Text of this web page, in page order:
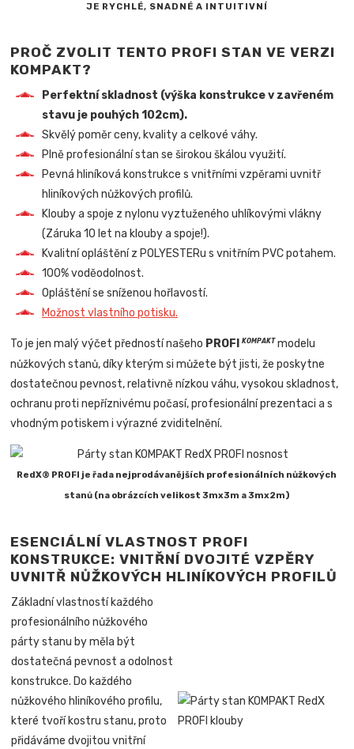
JE RYCHLÉ, SNADNÉ A INTUITIVNÍ
PROČ ZVOLIT TENTO PROFI STAN VE VERZI
KOMPAKT?
Perfektní skladnost (výška konstrukce v zavřeném
stavu je pouhých 102cm).
Skvělý poměr ceny, kvality a celkové váhy.
Plně profesionální stan se širokou škálou využití.
Pevná hliníková konstrukce s vnitřními vzpěrami uvnitř
hliníkových nůžkových profilů.
Klouby a spoje z nylonu vyztuženého uhlíkovými vlákny
(Záruka 10 let na klouby a spoje!).
Kvalitní opláštění z POLYESTERu s vnitřním PVC potahem.
100% voděodolnost.
Opláštění se sníženou hořlavostí.
Možnost vlastního potisku.
To je jen malý výčet předností našeho PROFIKOMPAKT modelu
nůžkových stanů, díky kterým si můžete být jisti, že poskytne
dostatečnou pevnost, relativně nízkou váhu, vysokou skladnost,
ochranu proti nepříznivému počasí, profesionální prezentaci a s
vhodným potiskem i výrazné zviditelnění.
RedX® PROFI je řada nejprodávanějších profesionálních nůžkových
stanů (na obrázcích velikost 3mx3m a 3mx2m)
ESENCIÁLNÍ VLASTNOST PROFI
KONSTRUKCE: VNITŘNÍ DVOJITÉ VZPĚRY
UVNITŘ NŮŽKOVÝCH HLINÍKOVÝCH PROFILŮ
Základní vlastností každého
profesionálního nůžkového
párty stanu by měla být
dostatečná pevnost a odolnost
konstrukce. Do každého
nůžkového hliníkového profilu,
které tvoří kostru stanu, proto
přidáváme dvojitou vnitřní